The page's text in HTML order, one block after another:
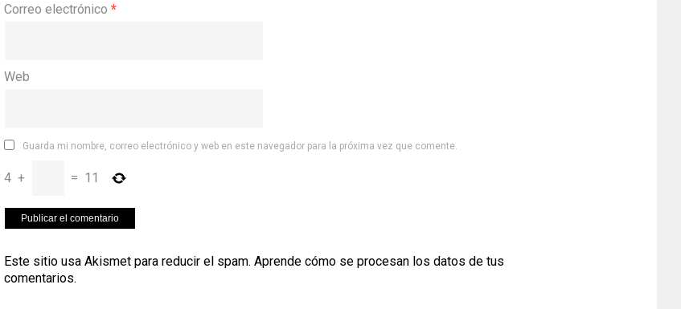
Correo electrónico *
Web
Guarda mi nombre, correo electrónico y web en este navegador para la próxima vez que comente.
4 + = 11
Este sitio usa Akismet para reducir el spam. Aprende cómo se procesan los datos de tus
comentarios.